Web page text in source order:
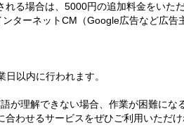
る場合は、5000円の追加料金をいただ
ターネットCM（Google広告など広告
日以内に行われます。
語が理解できない場合、作業が困難に
合わせるサービスをぜひご利用いただけ